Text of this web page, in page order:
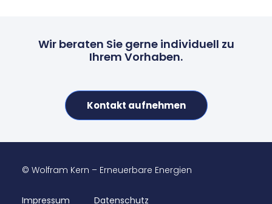
Wir beraten Sie gerne individuell zu
Ihrem Vorhaben.
Kontakt aufnehmen
© Wolfram Kern – Erneuerbare Energien
Impressum Datenschutz